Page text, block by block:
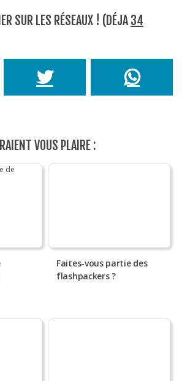
SUR LES RÉSEAUX ! (DÉJA 34
VOUS PLAIRE :
Faites-vous partie des
flashpackers ?